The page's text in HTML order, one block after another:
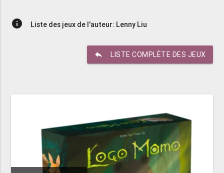
info Liste des jeux de l'auteur: Lenny Liu
reply LISTE COMPLÈTE DES JEUX